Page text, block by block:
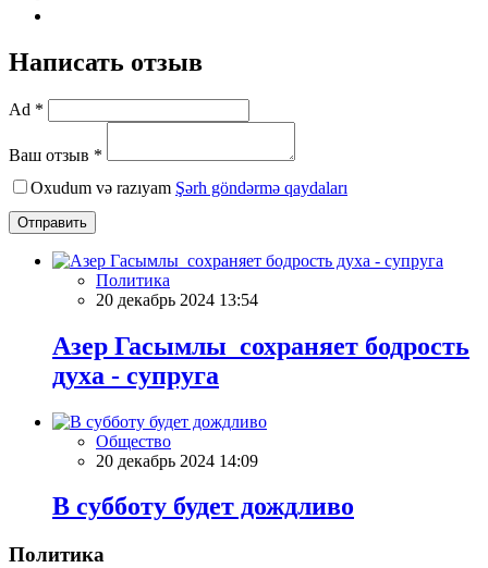
Написать отзыв
Ad *
Ваш отзыв *
Oxudum və razıyam Şərh göndərmə qaydaları
Отправить
Политика
20 декабрь 2024 13:54
Азер Гасымлы сохраняет бодрость
духа - супруга
Общество
20 декабрь 2024 14:09
В субботу будет дождливо
Политика